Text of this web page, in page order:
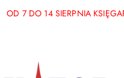
głównej
konto
głównego
OD 7 DO 14 SIERPNIA